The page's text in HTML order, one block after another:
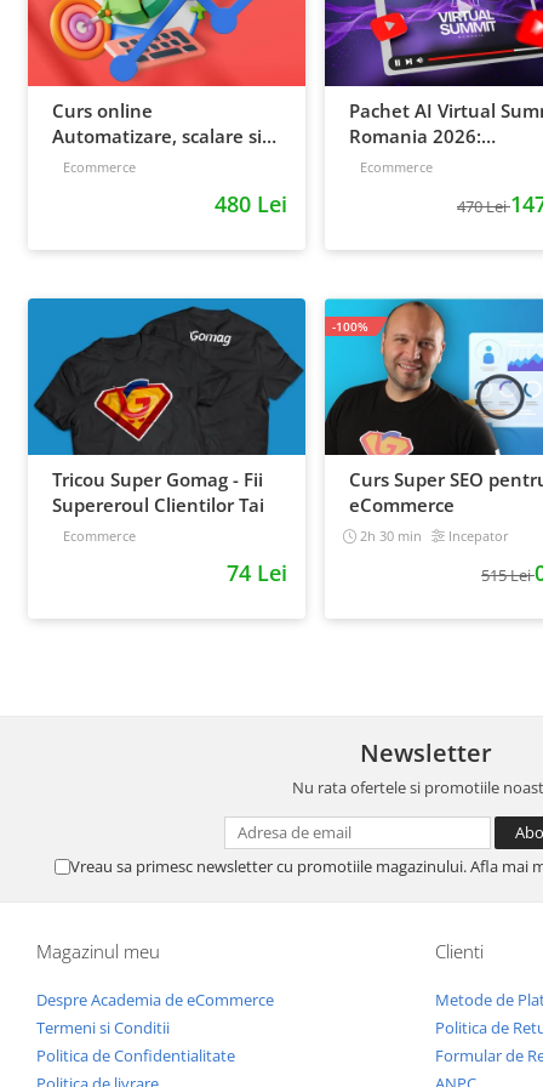
Curs online
Automatizare, scalare si
loializare: ponturi pentru
Ecommerce
480 Lei
Pachet AI Virtual
Romania 2026:
inregistrari +
Ecommerce
470 Lei
Tricou Super Gomag - Fii
Supereroul Clientilor Tai
Ecommerce
74 Lei
Curs Super SEO
eCommerce
2h 30 min Incepator
515 Lei
-100%
Newsletter
Nu rata ofertele si promotiile
Vreau sa primesc newsletter cu promotiile magazinului. Afla mai
Magazinul meu
Despre Academia de eCommerce
Termeni si Conditii
Politica de Confidentialitate
Clienti
Metode de
Politica de
Formular de